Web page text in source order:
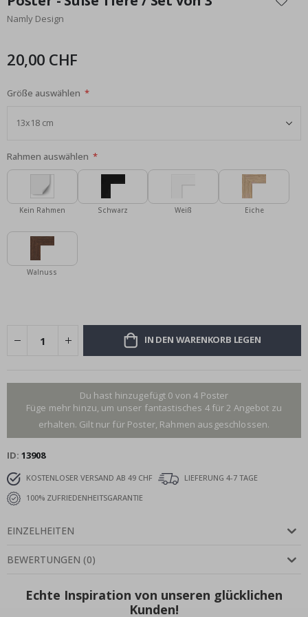
der
Bildgalerie
Namly Design
20,00 CHF
Größe auswählen
Rahmen auswählen
Kein Rahmen Schwarz Weiß Eiche
Walnuss
IN DEN WARENKORB LEGEN
Du hast hinzugefügt 0 von 4 Poster
Füge mehr hinzu, um unser fantastisches 4 für 2 Angebot zu
erhalten. Gilt nur für Poster, Rahmen ausgeschlossen.
ID 13908
KOSTENLOSER VERSAND AB 49 CHF
LIEFERUNG 4-7 TAGE
100% ZUFRIEDENHEITSGARANTIE
EINZELHEITEN
BEWERTUNGEN (0)
Echte Inspiration von unseren glücklichen
Kunden!